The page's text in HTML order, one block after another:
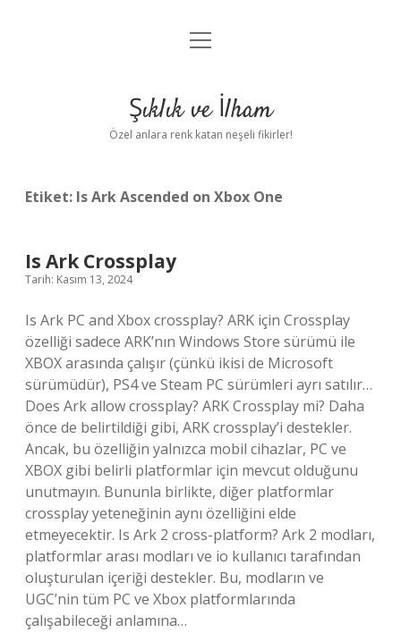
Anasayfa
Yasal Uyarı
menüyü
Şıklık ve İlham
Özel anlara renk katan neşeli fikirler!
Etiket: Is Ark Ascended on Xbox One
Is Ark Crossplay
Tarih: Kasım 13, 2024
Is Ark PC and Xbox crossplay? ARK için Crossplay
özelliği sadece ARK’nın Windows Store sürümü ile
XBOX arasında çalışır (çünkü ikisi de Microsoft
sürümüdür), PS4 ve Steam PC sürümleri ayrı satılır…
Does Ark allow crossplay? ARK Crossplay mi? Daha
önce de belirtildiği gibi, ARK crossplay’i destekler.
Ancak, bu özelliğin yalnızca mobil cihazlar, PC ve
XBOX gibi belirli platformlar için mevcut olduğunu
unutmayın. Bununla birlikte, diğer platformlar
crossplay yeteneğinin aynı özelliğini elde
etmeyecektir. Is Ark 2 cross-platform? Ark 2 modları,
platformlar arası modları ve io kullanıcı tarafından
oluşturulan içeriği destekler. Bu, modların ve
UGC’nin tüm PC ve Xbox platformlarında
çalışabileceği anlamına…